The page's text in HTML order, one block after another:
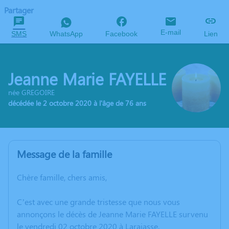
Partager
SMS WhatsApp Facebook E-mail Lien
Jeanne Marie FAYELLE
née GREGOIRE
décédée le 2 octobre 2020 à l'âge de 76 ans
Message de la famille
Chère famille, chers amis,
C’est avec une grande tristesse que nous vous
annonçons le décès de Jeanne Marie FAYELLE survenu
le vendredi 02 octobre 2020 à Larajasse.